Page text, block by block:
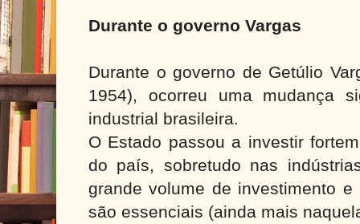
Durante o governo Vargas
Durante o governo de Getúlio
1954), ocorreu uma mudança
industrial brasileira.
O Estado passou a investir
do país, sobretudo nas
grande volume de investimento
são essenciais (ainda mais